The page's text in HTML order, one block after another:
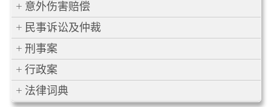
意外伤害赔偿
民事诉讼及仲裁
刑事案
行政案
法律词典